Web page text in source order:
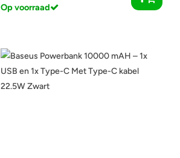
Op voorraad